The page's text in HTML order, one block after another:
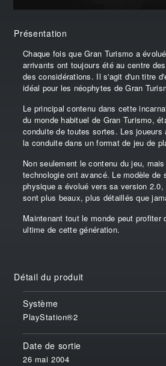
Présentation
Chaque fois que Gran Turismo a
arrivants ont toujours été au centre
des considérations. Il s'agit d'un titre
idéal pour les néophytes de Gran
Le principal contenu dans cette
du monde habituel de Gran Turismo,
conduite de toutes sortes. Les joueurs
la conduite dans un format de jeu de
Non seulement le contenu du jeu,
technologie ont avancé. Le modèle de
physique a évolué vers sa version
sont plus beaux, plus détaillés que
Maintenant tout le monde peut profiter
ultime de cette génération.
Détail du produit
Système
PlayStation®2
Date de sortie
26 mai 2004